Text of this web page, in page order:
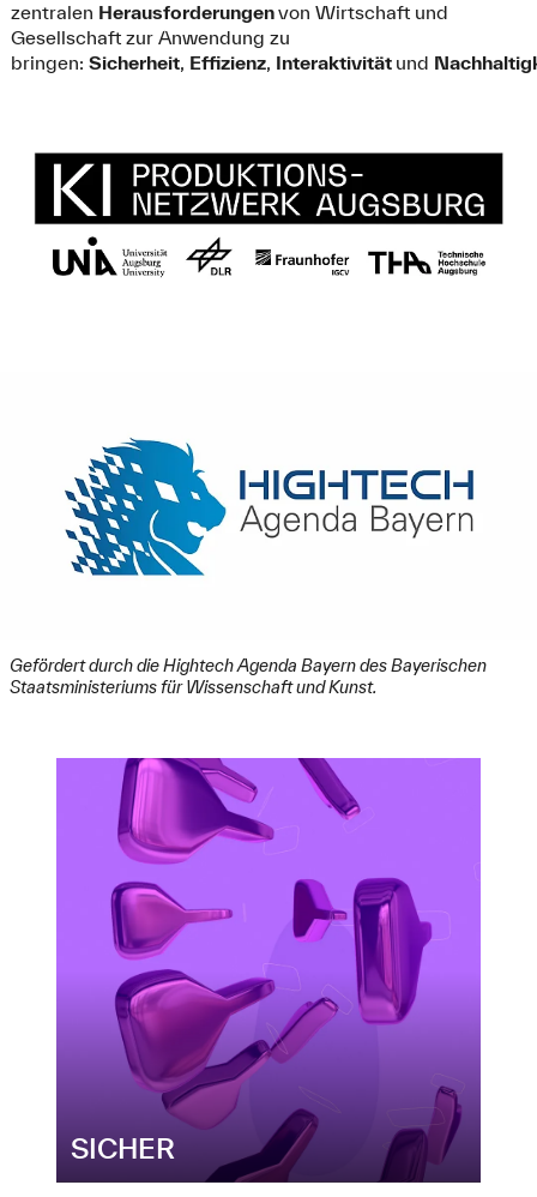
zentralen Herausforderungenvon Wirtschaft und
Gesellschaft zur Anwendung zu
bringen: Sicherheit, Effizienz, Interaktivität und
Gefördert durch die Hightech Agenda Bayern des Bayerischen
Staatsministeriums für Wissenschaft und Kunst.
SICHER